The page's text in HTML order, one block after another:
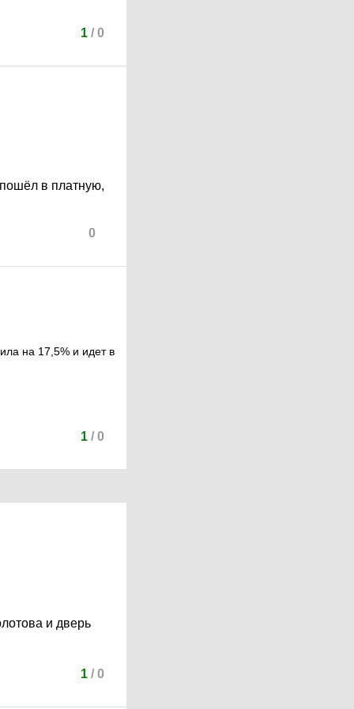
1/ 0
пошёл в платную,
0
на 17,5% и идет в
1/ 0
и дверь
1/ 0